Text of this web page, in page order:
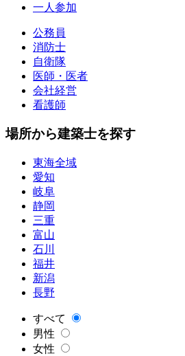
一人参加
公務員
消防士
自衛隊
医師・医者
会社経営
看護師
場所から建築士を探す
東海全域
愛知
岐阜
静岡
三重
富山
石川
福井
新潟
長野
すべて
男性
女性